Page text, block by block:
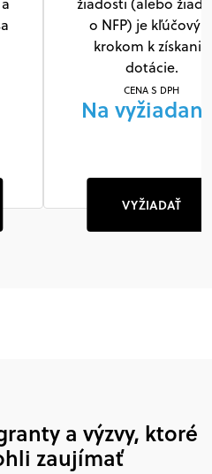
o NFP) je
krokom k získaniu
dotácie.
CENA S DPH
Na
VYŽIADAŤ
a výzvy, ktoré
zaujímať